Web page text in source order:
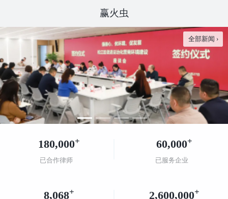
赢火虫
全部新闻 ›
180,000+
已合作律师
60,000+
已服务企业
8,068+ 2,600,000+